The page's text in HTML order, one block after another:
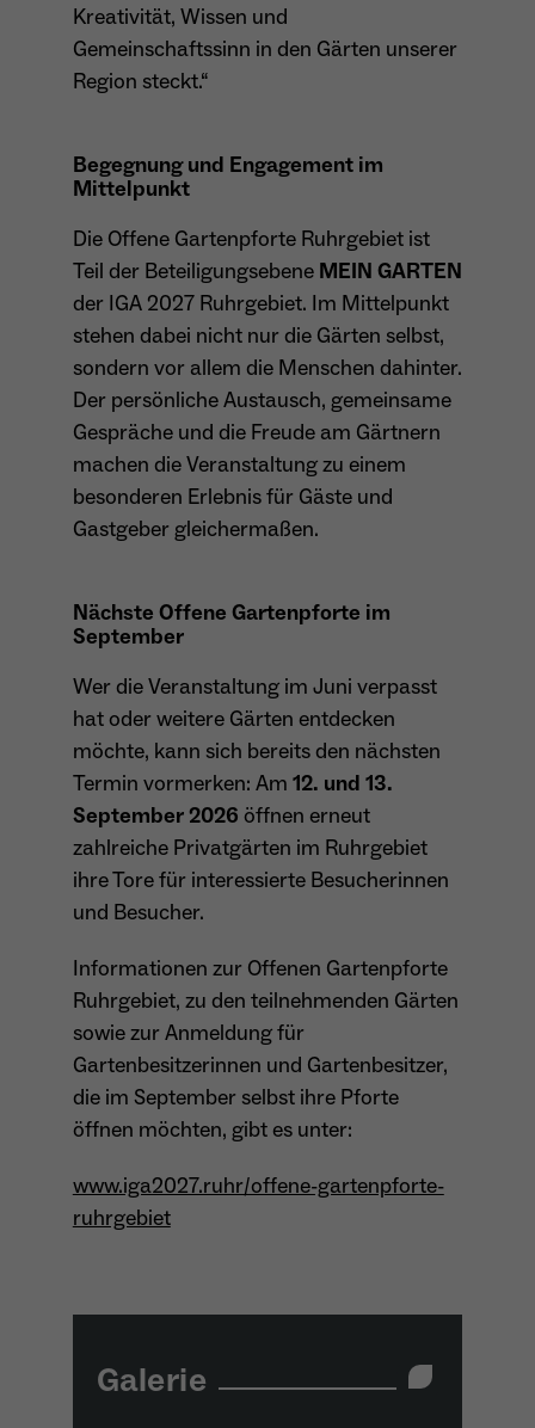
wiederkehrend ist.
Anbieter Google LLC
Laufzeit 4 Monate
Zweck
- Wird von Google Ads / Google Tag Manager
verwendet - Dient der Conversion-Erfassung
und Werbewirksamkeitsmessung - Hilft zu
verstehen, wie Nutzer mit Anzeigen
Name _fbp
Laufzeit 4 Monate
Zweck
Websites - Ausspielung personalisierter
Werbung - Messung von Conversions aus
Facebook-/Instagram-Werbung
Kreativität, Wissen und
Gemeinschaftssinn in den Gärten unserer
Region steckt.“
Begegnung und Engagement im
Mittelpunkt
Die Offene Gartenpforte Ruhrgebiet ist
Teil der Beteiligungsebene MEIN GARTEN
der IGA 2027 Ruhrgebiet. Im Mittelpunkt
stehen dabei nicht nur die Gärten selbst,
sondern vor allem die Menschen dahinter.
Der persönliche Austausch, gemeinsame
Gespräche und die Freude am Gärtnern
machen die Veranstaltung zu einem
besonderen Erlebnis für Gäste und
Gastgeber gleichermaßen.
Nächste Offene Gartenpforte im
September
Wer die Veranstaltung im Juni verpasst
hat oder weitere Gärten entdecken
möchte, kann sich bereits den nächsten
Termin vormerken: Am 12. und 13.
September 2026 öffnen erneut
zahlreiche Privatgärten im Ruhrgebiet
ihre Tore für interessierte Besucherinnen
und Besucher.
Informationen zur Offenen Gartenpforte
Ruhrgebiet, zu den teilnehmenden Gärten
sowie zur Anmeldung für
Gartenbesitzerinnen und Gartenbesitzer,
die im September selbst ihre Pforte
öffnen möchten, gibt es unter:
www.iga2027.ruhr/offene-gartenpforte-
ruhrgebiet
Galerie